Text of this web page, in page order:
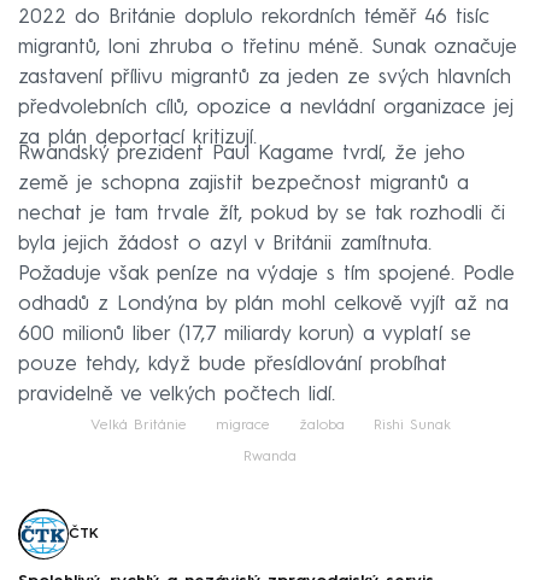
2022 do Británie doplulo rekordních téměř 46 tisíc
migrantů, loni zhruba o třetinu méně. Sunak označuje
zastavení přílivu migrantů za jeden ze svých hlavních
předvolebních cílů, opozice a nevládní organizace jej
za plán deportací kritizují.
Rwandský prezident Paul Kagame tvrdí, že jeho
země je schopna zajistit bezpečnost migrantů a
nechat je tam trvale žít, pokud by se tak rozhodli či
byla jejich žádost o azyl v Británii zamítnuta.
Požaduje však peníze na výdaje s tím spojené. Podle
odhadů z Londýna by plán mohl celkově vyjít až na
600 milionů liber (17,7 miliardy korun) a vyplatí se
pouze tehdy, když bude přesídlování probíhat
pravidelně ve velkých počtech lidí.
Velká Británie migrace žaloba Rishi Sunak
Rwanda
ČTK